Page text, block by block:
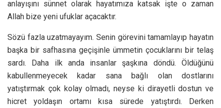
anlayışını sünnet olarak hayatımıza katsak işte o zaman
Allah bize yeni ufuklar açacaktır.
Sözü fazla uzatmayayım. Senin görevini tamamlayıp hayatın
başka bir safhasına geçişinle ümmetin çocuklarını bir telaş
sardı. Daha ilk anda insanlar şaşkına döndü. Öldüğünü
kabullenmeyecek kadar sana bağlı olan dostlarını
yatıştırmak çok kolay olmadı, neyse ki dirayetli dostun ve
hicret yoldaşın ortamı kısa sürede yatıştırdı. Derken